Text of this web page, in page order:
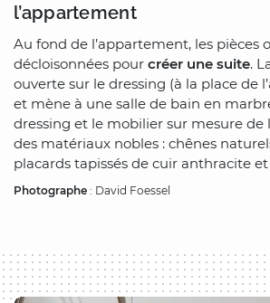
l’appartement
Au fond de l’appartement, les pièces
décloisonnées pour créer une suite.
ouverte sur le dressing (à la place de
et mène à une salle de bain en
dressing et le mobilier sur mesure
des matériaux nobles : chênes
placards tapissés de cuir anthracite
Photographe : David Foessel